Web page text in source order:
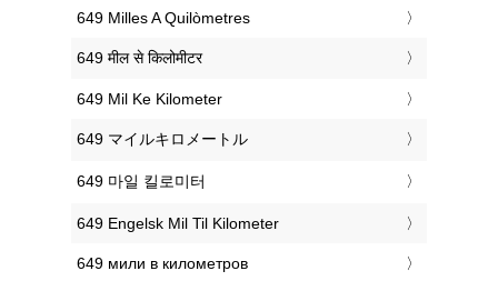
‎649 Milles A Quilòmetres
‎649 मील से किलोमीटर
‎649 Mil Ke Kilometer
‎649 マイルキロメートル
‎649 마일 킬로미터
‎649 Engelsk Mil Til Kilometer
‎649 мили в километров